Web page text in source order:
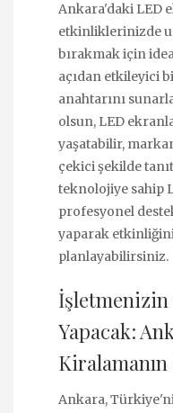
Ankara'daki LED
etkinliklerinizde
bırakmak için
açıdan etkileyici
anahtarını
olsun, LED
yaşatabilir,
çekici şekilde
teknolojiye sahip
profesyonel
yaparak
planlayabilirsiniz.
İşletmenizin
Yapacak:
Kiralamanın
Ankara,